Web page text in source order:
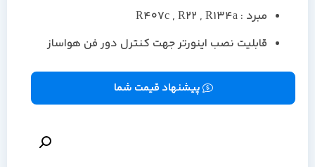
مبرد : R407c , R22 , R134a
قابلیت نصب اینورتر جهت کنترل دور فن هواساز
پیشنهاد قیمت شما